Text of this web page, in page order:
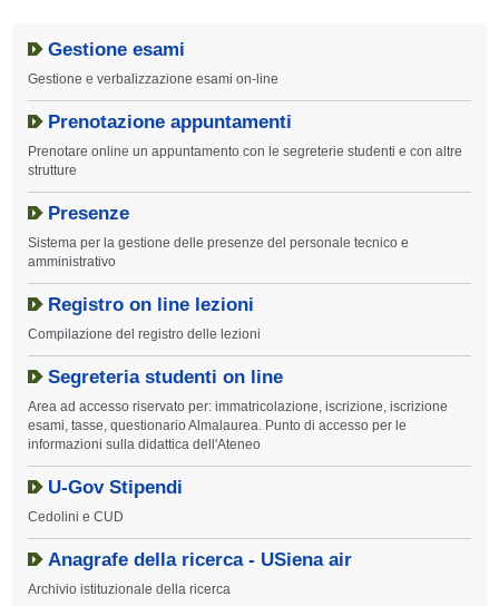
Gestione esami
Gestione e verbalizzazione esami on-line
Prenotazione appuntamenti
Prenotare online un appuntamento con le segreterie studenti e con altre
strutture
Presenze
Sistema per la gestione delle presenze del personale tecnico e
amministrativo
Registro on line lezioni
Compilazione del registro delle lezioni
Segreteria studenti on line
Area ad accesso riservato per: immatricolazione, iscrizione, iscrizione
esami, tasse, questionario Almalaurea. Punto di accesso per le
informazioni sulla didattica dell'Ateneo
U-Gov Stipendi
Cedolini e CUD
Anagrafe della ricerca - USiena air
Archivio istituzionale della ricerca